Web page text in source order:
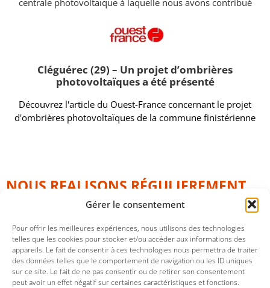
Gérer le consentement
Pour offrir les meilleures expériences, nous utilisons des technologies
telles que les cookies pour stocker et/ou accéder aux informations des
appareils. Le fait de consentir à ces technologies nous permettra de traiter
des données telles que le comportement de navigation ou les ID uniques
sur ce site. Le fait de ne pas consentir ou de retirer son consentement
peut avoir un effet négatif sur certaines caractéristiques et fonctions.
Cléguérec (29) – Un projet d’ombrières
photovoltaïques a été présenté
Découvrez l'article du Ouest-France concernant le projet
d'ombrières photovoltaïques de la commune finistérienne
NOUS REALISONS RÉGULIEREMENT
DES STRUCTURES DEDIEES AU
PHOTOVOLTAIQUE